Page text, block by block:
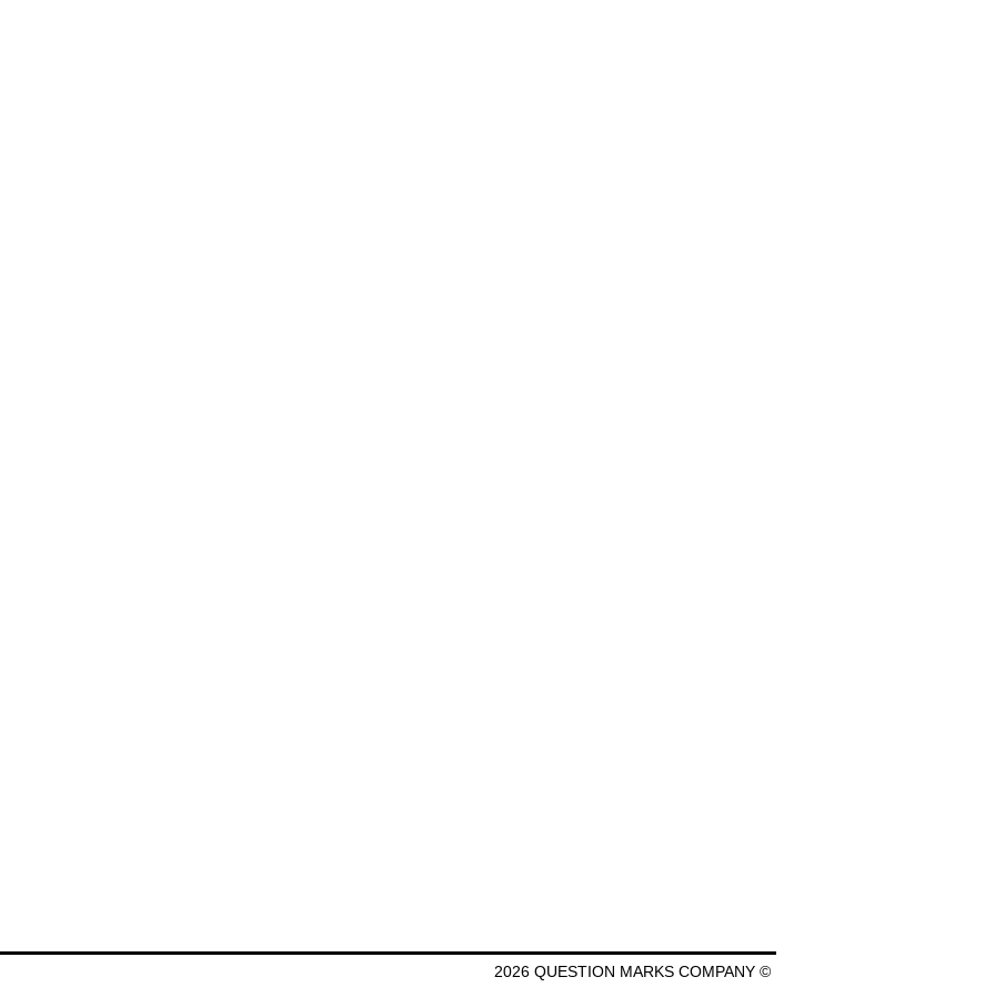
2026 QUESTION MARKS COMPANY ©